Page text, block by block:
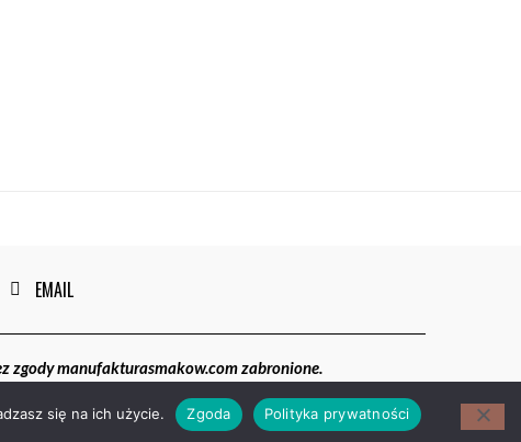
EMAIL
manufakturasmakow.com zabronione.
się na ich użycie. Zgoda Polityka prywatności